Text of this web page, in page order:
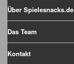
Über Spielesnacks.de
Das Team
Kontakt